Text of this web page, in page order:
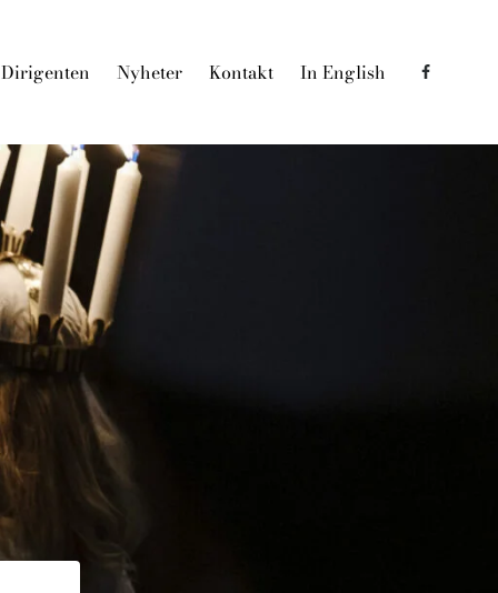
Dirigenten Nyheter Kontakt In English